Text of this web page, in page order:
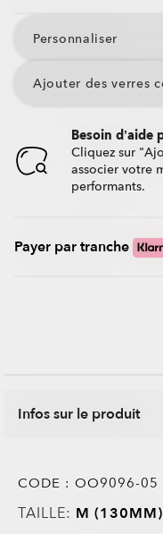
Personnaliser
Ajouter des verres
Besoin d’aide
Cliquez sur
associer votre
performants.
Payer par tranche
Infos sur le produit
CODE : OO9096-05
TAILLE: M (130MM)